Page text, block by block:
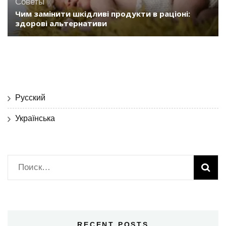
Чим замінити шкідливі продукти в раціоні:
здорові альтернативи
Русский
Українська
Найти:
RECENT POSTS